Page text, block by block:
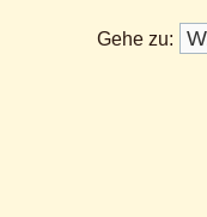
Gehe zu: